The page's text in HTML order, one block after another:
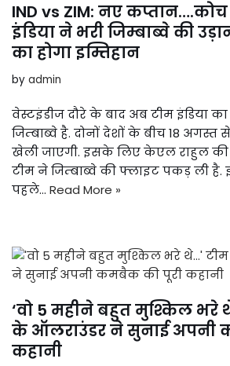
IND vs ZIM: नए
इंडिया ने भरी जिम्बाब्वे की
का होगा इम्तिहान
by admin
वेस्टइंडीज दौरे के बाद अब टीम इंडिया
जिम्बाब्वे है. दोनों देशों के बीच 18 अगस्त
खेली जाएगी. इसके लिए केएल राहुल
टीम ने जिम्बाब्वे की फ्लाइट पकड़ ली है.
पहले… Read More »
‘वो 5 महीने बहुत मुश्किल भरे
के ऑलराउंडर ने सुनाई अपनी
कहानी